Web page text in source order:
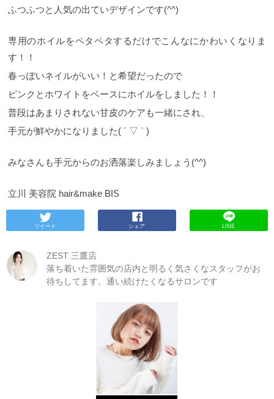
ふつふつと人気の出ていデザインです(^^)
専用のホイルをペタペタするだけでこんなにかわいくなりま
す！！
春っぽいネイルがいい！と希望だったので
ピンクとホワイトをベースにホイルをしました！！
普段はあまりされない甘皮のケアも一緒にされ、
手元が鮮やかになりました( ´ ▽ ` )
みなさんも手元からのお洒落楽しみましょう(^^)
立川 美容院 hair&make BIS
ツイート シェア LINE
ZEST 三鷹店
落ち着いた雰囲気の店内と明るく気さくなスタッフがお
待ちしてます。通い続けたくなるサロンです